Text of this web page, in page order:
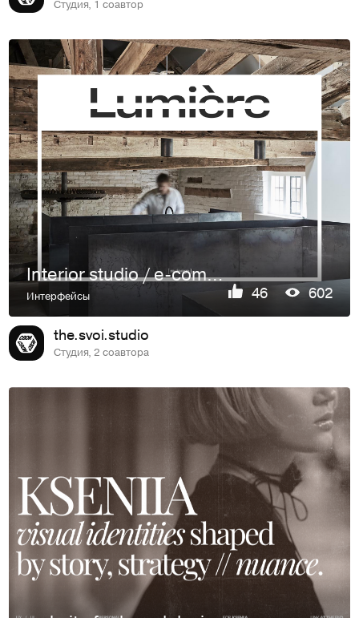
Студия, 1 соавтор
Interior studio / e-commerce design
Интерфейсы 46 602
the.svoi.studio
Студия, 2 соавтора